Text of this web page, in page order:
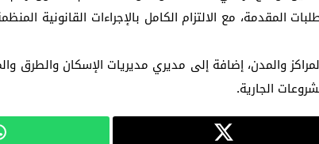
المقدمة، مع الالتزام الكامل بالإجراءات القانونية
والمدن، إضافة إلى مديري مديريات الإسكان والطرق
الجارية.